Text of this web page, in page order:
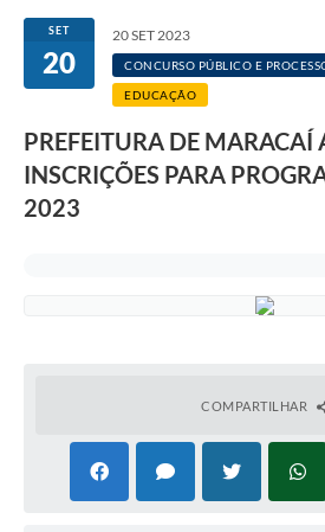
SET
20
20 SET 2023
CONCURSO PÚBLICO E
EDUCAÇÃO
PREFEITURA DE MARACAÍ
INSCRIÇÕES PARA
2023
COMPARTILHAR